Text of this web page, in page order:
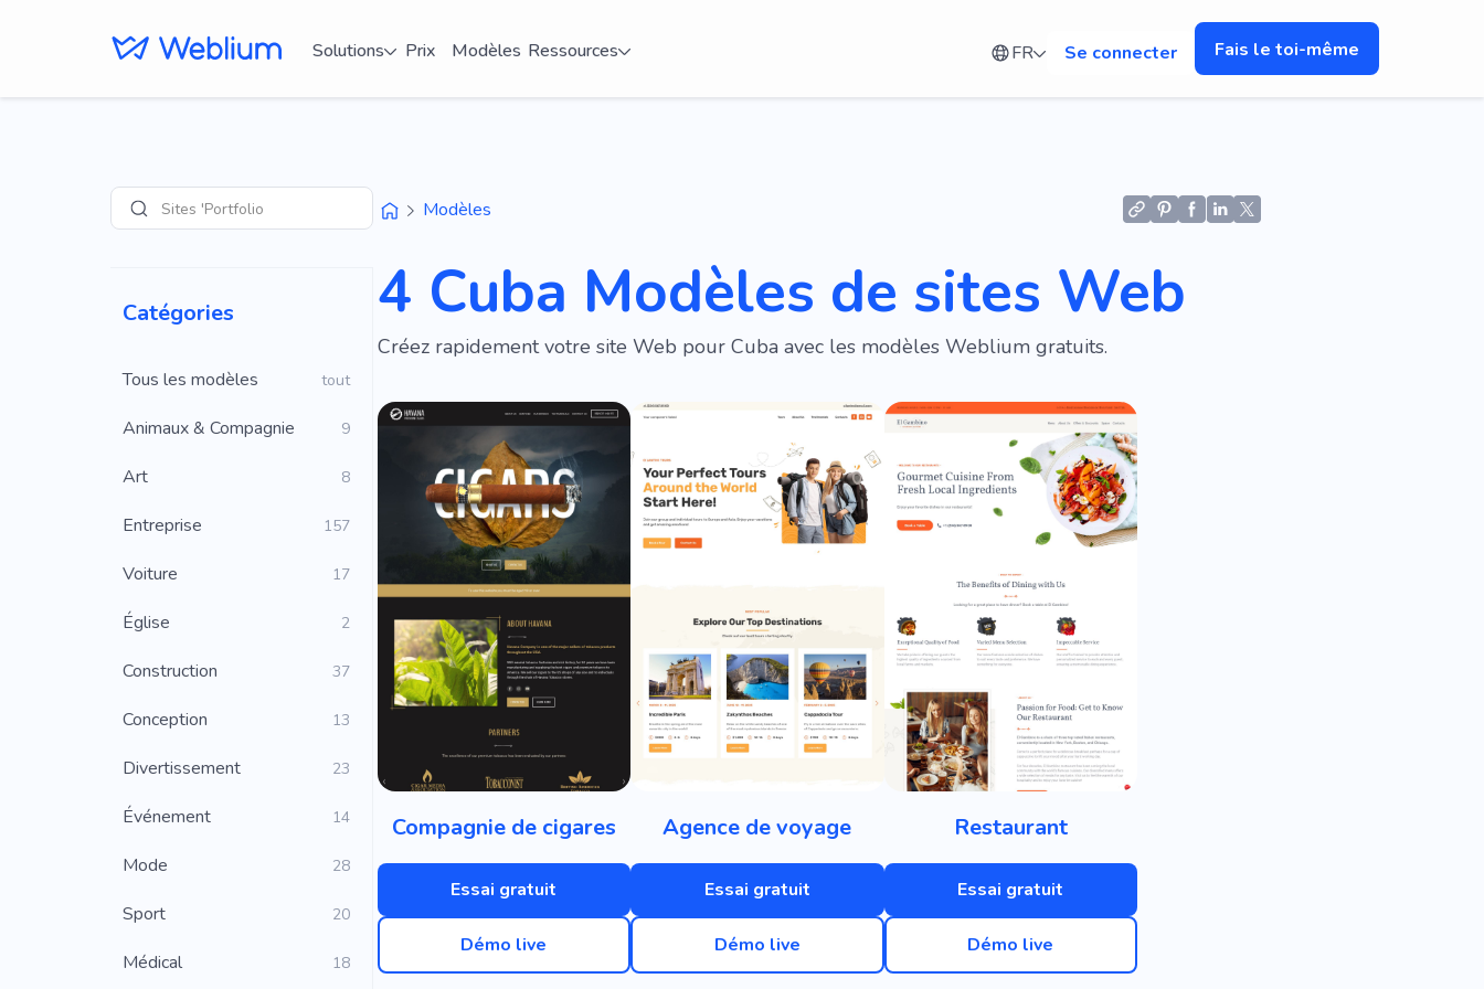
Solutions Prix Modèles Ressources FR Se connecter Fais le toi-même
Recherche
Sites 'Portfolio'
Catégories
Tous les modèles tout
Animaux & Compagnie 9
Art 8
Entreprise 157
Voiture 17
Église 2
Construction 37
Conception 13
Divertissement 23
Événement 14
Mode 28
Sport 20
Médical 18
Modèles
4 Cuba Modèles de sites Web
Créez rapidement votre site Web pour Cuba avec les modèles Weblium gratuits.
Compagnie de cigares
Essai gratuit
Démo live
Agence de voyage
Essai gratuit
Démo live
Restaurant
Essai gratuit
Démo live